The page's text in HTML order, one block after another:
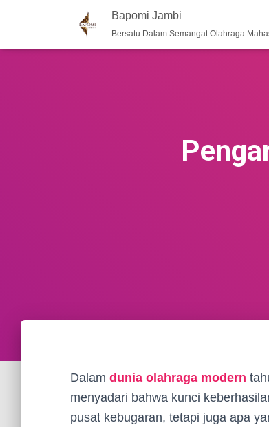
Bapomi Jambi
Bersatu Dalam Semangat Olahraga
Dalam dunia olahraga modern
menyadari bahwa kunci
pusat kebugaran, tetapi juga apa